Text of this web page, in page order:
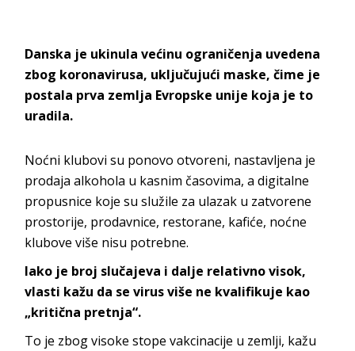
Danska je ukinula većinu ograničenja uvedena
zbog koronavirusa, uključujući maske, čime je
postala prva zemlja Evropske unije koja je to
uradila.
Noćni klubovi su ponovo otvoreni, nastavljena je
prodaja alkohola u kasnim časovima, a digitalne
propusnice koje su služile za ulazak u zatvorene
prostorije, prodavnice, restorane, kafiće, noćne
klubove više nisu potrebne.
Iako je broj slučajeva i dalje relativno visok,
vlasti kažu da se virus više ne kvalifikuje kao
„kritična pretnja“.
To je zbog visoke stope vakcinacije u zemlji, kažu